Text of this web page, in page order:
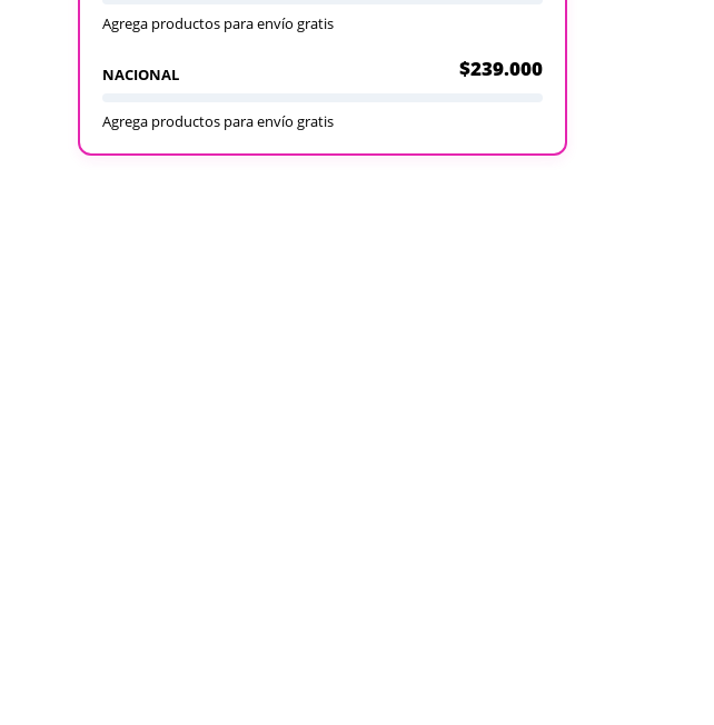
Agrega productos para envío gratis
NACIONAL $239.000
Agrega productos para envío gratis